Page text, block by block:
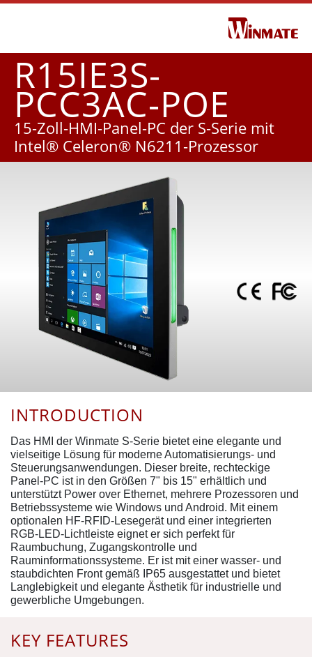
R15IE3S-
PCC3AC-POE
15-Zoll-HMI-Panel-PC der S-Serie mit
Intel® Celeron® N6211-Prozessor
KEY FEATURES
INTRODUCTION
Das HMI der Winmate S-Serie bietet eine elegante und
vielseitige Lösung für moderne Automatisierungs- und
Steuerungsanwendungen. Dieser breite, rechteckige
Panel-PC ist in den Größen 7" bis 15" erhältlich und
unterstützt Power over Ethernet, mehrere Prozessoren und
Betriebssysteme wie Windows und Android. Mit einem
optionalen HF-RFID-Lesegerät und einer integrierten
RGB-LED-Lichtleiste eignet er sich perfekt für
Raumbuchung, Zugangskontrolle und
Rauminformationssysteme. Er ist mit einer wasser- und
staubdichten Front gemäß IP65 ausgestattet und bietet
Langlebigkeit und elegante Ästhetik für industrielle und
gewerbliche Umgebungen.